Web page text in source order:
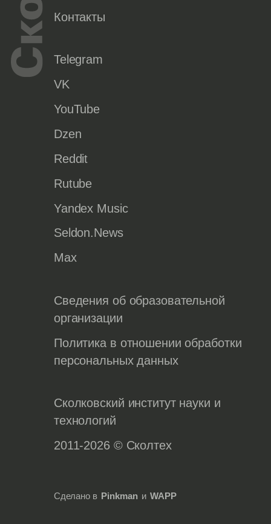
Контакты
Telegram
VK
YouTube
Dzen
Reddit
Rutube
Yandex Music
Seldon.News
Max
Сведения об образовательной
организации
Политика в отношении обработки
персональных данных
Сколковский институт науки и
технологий
2011-2026 © Сколтех
Сделано в Pinkman и WAPP